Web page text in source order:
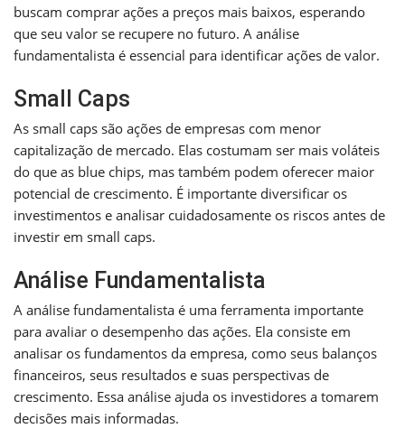
buscam comprar ações a preços mais baixos, esperando
que seu valor se recupere no futuro. A análise
fundamentalista é essencial para identificar ações de valor.
Small Caps
As small caps são ações de empresas com menor
capitalização de mercado. Elas costumam ser mais voláteis
do que as blue chips, mas também podem oferecer maior
potencial de crescimento. É importante diversificar os
investimentos e analisar cuidadosamente os riscos antes de
investir em small caps.
Análise Fundamentalista
A análise fundamentalista é uma ferramenta importante
para avaliar o desempenho das ações. Ela consiste em
analisar os fundamentos da empresa, como seus balanços
financeiros, seus resultados e suas perspectivas de
crescimento. Essa análise ajuda os investidores a tomarem
decisões mais informadas.